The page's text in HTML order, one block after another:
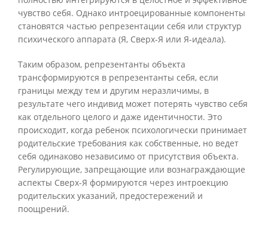
чувство себя. Однако интроецированные компоненты
становятся частью репрезентации себя или структур
психического аппарата (Я, Сверх-Я или Я-идеала).
Таким образом, репрезентанты объекта
трансформируются в репрезентанты себя, если
границы между тем и другим неразличимы, в
результате чего индивид может потерять чувство себя
как отдельного целого и даже идентичности. Это
происходит, когда ребенок психологически принимает
родительские требования как собственные, но ведет
себя одинаково независимо от присутствия объекта.
Регулирующие, запрещающие или вознаграждающие
аспекты Сверх-Я формируются через интроекцию
родительских указаний, предостережений и
поощрений.